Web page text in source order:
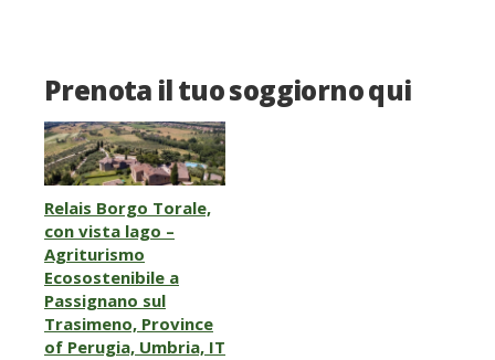
Prenota il tuo soggiorno qui
Relais Borgo Torale,
con vista lago –
Agriturismo
Ecosostenibile a
Passignano sul
Trasimeno, Province
of Perugia, Umbria, IT